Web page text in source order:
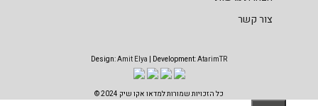
צור קשר
Design:Amit Elya | Development:AtarimTR
כל הזכויות שמורות למדאו אקו שיק 2024 ©